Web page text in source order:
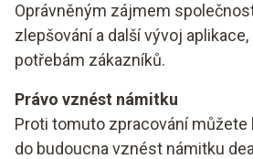
Oprávněným zájmem
zlepšování a další vývoj
potřebám zákazníků.
Právo vznést námitku
Proti tomuto zpracování
do budoucna vznést námitku